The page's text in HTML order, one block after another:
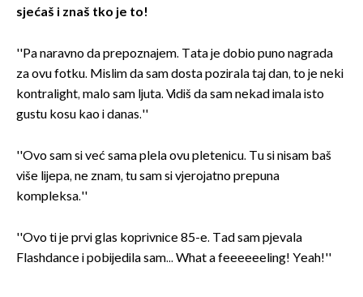
sjećaš i znaš tko je to!
''Pa naravno da prepoznajem. Tata je dobio puno nagrada
za ovu fotku. Mislim da sam dosta pozirala taj dan, to je neki
kontralight, malo sam ljuta. Vidiš da sam nekad imala isto
gustu kosu kao i danas.''
''Ovo sam si već sama plela ovu pletenicu. Tu si nisam baš
više lijepa, ne znam, tu sam si vjerojatno prepuna
kompleksa.''
''Ovo ti je prvi glas koprivnice 85-e. Tad sam pjevala
Flashdance i pobijedila sam... What a feeeeeeling! Yeah!''